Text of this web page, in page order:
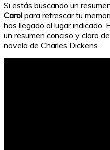
Si estás buscando un
Carol para refrescar tu
has llegado al lugar indicado.
un resumen conciso y claro
novela de Charles Dickens.